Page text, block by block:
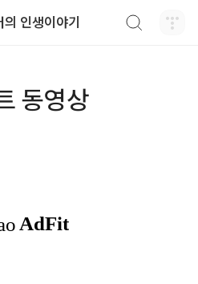
인생이야기
동영상